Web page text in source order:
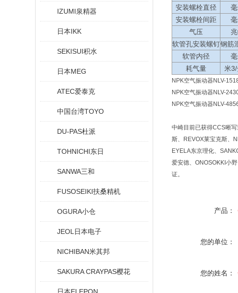
IZUMI泉精器
日本IKK
SEKISUI积水
日本MEG
ATEC爱泰克
中国台湾TOYO
DU-PAS杜派
TOHNICHI东日
SANWA三和
FUSOSEIKI扶桑精机
OGURA小仓
JEOL日本电子
NICHIBAN米其邦
SAKURA CRAYPAS樱花
安装螺栓直径
安装螺栓间距
气压
软管孔安装螺钉钢筋
软管内径
耗气量
米
NPK空气振动器NLV-
NPK空气振动器NLV-
NPK空气振动器NLV-
中崎目前已获得CCS晰
斯、REVOX莱宝克斯、
EYELA东京理化、
爱安德、ONOSOKKI小
证。
产品：
您的单位：
您的姓名：